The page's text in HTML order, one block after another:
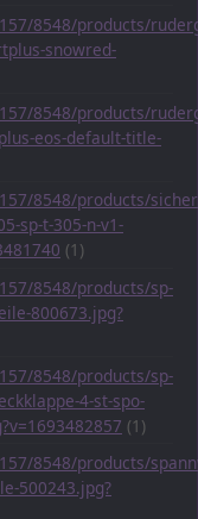
8548/products/
snowred-
8548/products/
eos-default-title-
8548/products/
sp-t-305-n-v1-
(1)
8548/products/sp-
800673.jpg?
8548/products/sp-
4-st-spo-
(1)
8548/products/
500243.jpg?